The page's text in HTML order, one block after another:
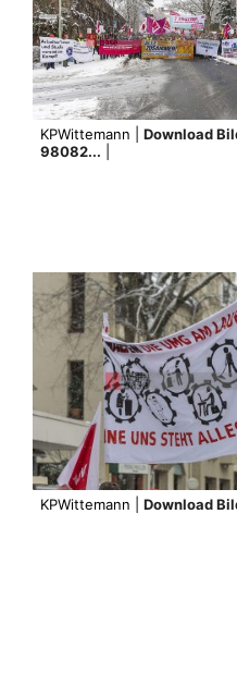
KPWittemann | Download
98082...
KPWittemann | Download